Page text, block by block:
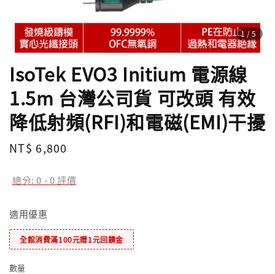
1 /5
IsoTek EVO3 Initium 電源線
1.5m 台灣公司貨 可改頭 有效
降低射頻(RFI)和電磁(EMI)干擾
Regular
NT$ 6,800
總分:0 -0評價
適用優惠
全館消費滿100元贈1元回饋金
數量